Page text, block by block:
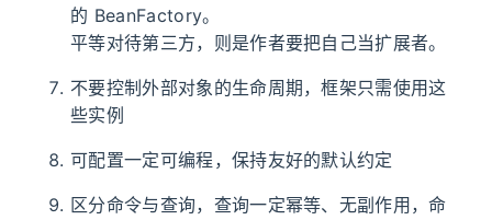
的 BeanFactory。
平等对待第三方，则是作者要把自己当扩展者。
不要控制外部对象的生命周期，框架只需使用这
些实例
可配置一定可编程，保持友好的默认约定
区分命令与查询，查询一定幂等、无副作用，命